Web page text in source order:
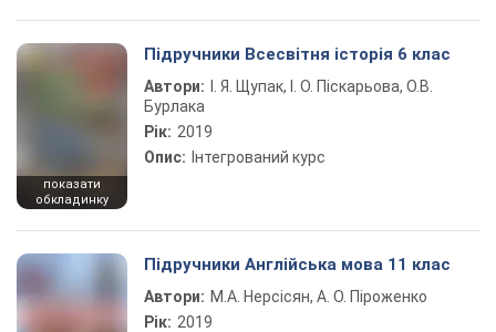
показати
обкладинку
Підручники Всесвітня історія 6 клас
Автори:
І. Я. Щупак, І. О. Піскарьова, О.В.
Бурлака
Рік: 2019
Опис: Інтегрований курс
Підручники Англійська мова 11 клас
Автори: М.А. Нерсісян, А. О. Піроженко
Рік: 2019